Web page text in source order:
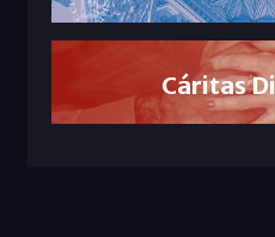
Cáritas